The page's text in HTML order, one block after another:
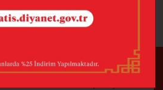
ürün bulunmuştur.
E-Bülten
ve daha fazla tasarım için kaydolun